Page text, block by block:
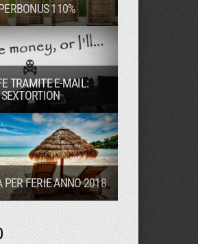
110%
TRAMITE E-MAIL:
SEXTORTION
PER FERIE ANNO 2018